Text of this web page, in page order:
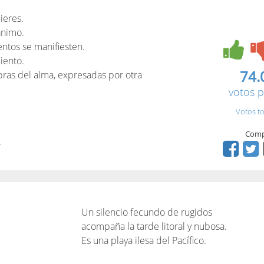
se manifiesten.
del alma, expresadas por otra
votos
Votos
Un silencio fecundo de rugidos
acompaña la tarde litoral y nubosa.
Es una playa ilesa del Pacífico.